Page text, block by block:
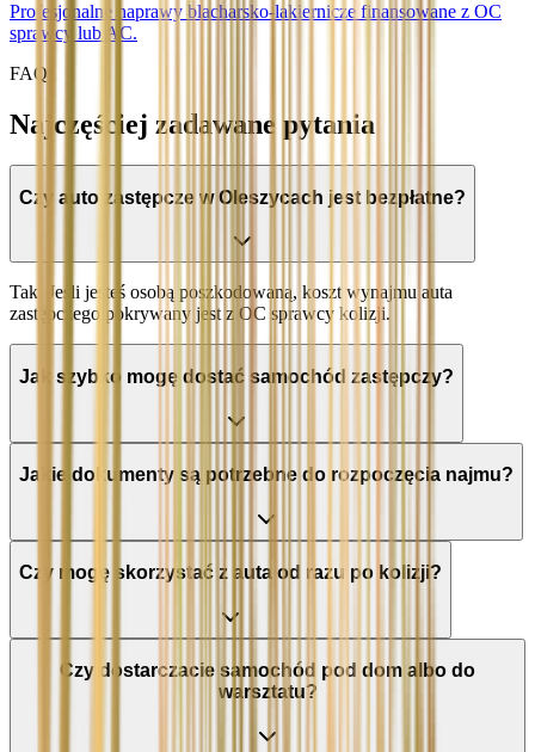
Profesjonalne naprawy blacharsko-lakiernicze finansowane z OC
sprawcy lub AC.
FAQ
Najczęściej zadawane pytania
Czy auto zastępcze w Oleszycach jest bezpłatne?
Tak. Jeśli jesteś osobą poszkodowaną, koszt wynajmu auta
zastępczego pokrywany jest z OC sprawcy kolizji.
Jak szybko mogę dostać samochód zastępczy?
Jakie dokumenty są potrzebne do rozpoczęcia najmu?
Czy mogę skorzystać z auta od razu po kolizji?
Czy dostarczacie samochód pod dom albo do
warsztatu?